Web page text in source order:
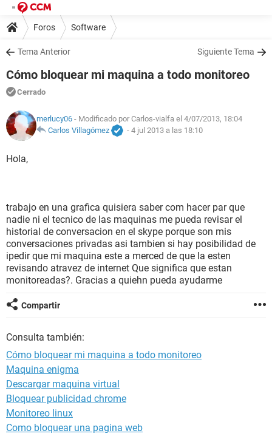
Foros Software
Tema Anterior Siguiente Tema
Cómo bloquear mi maquina a todo monitoreo
Cerrado
merlucy06 - Modificado por Carlos-vialfa el 4/07/2013, 18:04
Carlos Villagómez
- 4 jul 2013 a las 18:10
Hola,
trabajo en una grafica quisiera saber com hacer par que
nadie ni el tecnico de las maquinas me pueda revisar el
historial de conversacion en el skype porque son mis
conversaciones privadas asi tambien si hay posibilidad de
ipedir que mi maquina este a merced de que la esten
revisando atravez de internet Que significa que estan
monitoreadas?. Gracias a quiehn pueda ayudarme
Compartir
Consulta también:
Cómo bloquear mi maquina a todo monitoreo
Maquina enigma
Descargar maquina virtual
Bloquear publicidad chrome
Monitoreo linux
Como bloquear una pagina web